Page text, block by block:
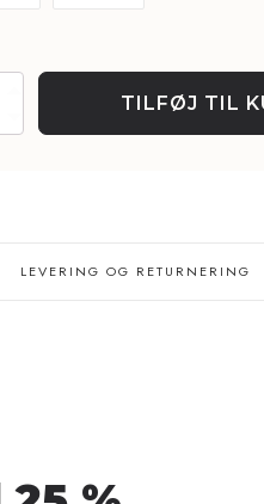
TILFØJ TIL
LEVERING OG RETURNERING